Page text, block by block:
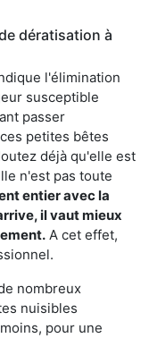
dératisation à
l'élimination
susceptible
passer
petites bêtes
déjà qu'elle est
n'est pas toute
entier avec la
il vaut mieux
A cet effet,
nombreux
nuisibles
pour une